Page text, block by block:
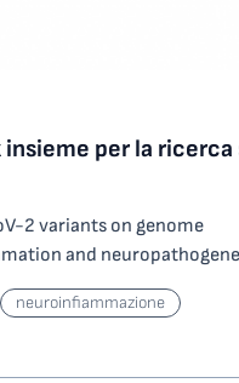
insieme per la ricerca
2 variants on genome
and
genomica e loro
che vede
(International
in collaborazione con
neuroinfiammazione